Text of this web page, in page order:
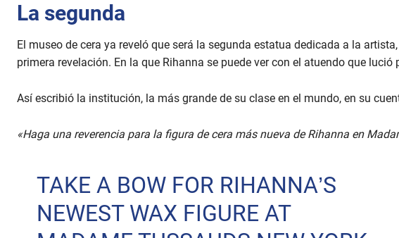
La segunda
El museo de cera ya reveló que será la segunda estatua dedicada a la
primera revelación. En la que Rihanna se puede ver con el atuendo que lució
Así escribió la institución, la más grande de su clase en el mundo, en su
«Haga una reverencia para la figura de cera más nueva de Rihanna en
TAKE A BOW FOR RIHANNA’S
NEWEST WAX FIGURE AT